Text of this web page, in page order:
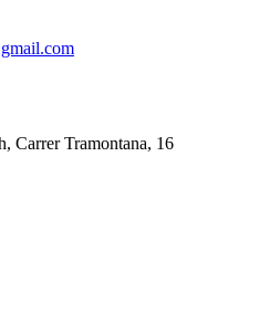
Carrer Tramontana, 16